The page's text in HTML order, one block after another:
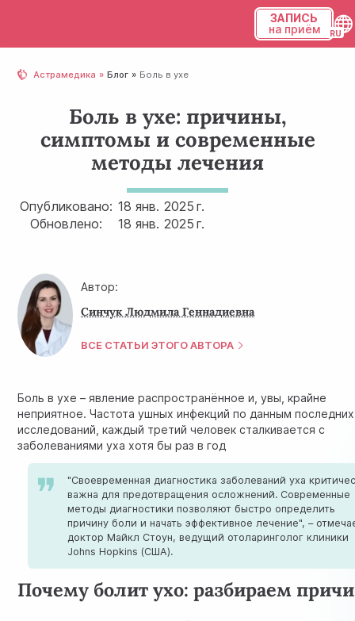
ЗАПИСЬ
на приём
Астрамедика Блог Боль в ухе
Боль в ухе: причины,
симптомы и современные
методы лечения
Опубликовано: 18 янв. 2025 г.
Обновлено:
18 янв. 2025 г.
Автор:
Синчук Людмила Геннадиевна
ВСЕ СТАТЬИ ЭТОГО АВТОРА
Боль в ухе – явление распространённое и, увы, крайне
неприятное.Частота ушных инфекций по данным последних
исследований, каждый третий человек сталкивается с
заболеваниями уха хотя бы раз в год
"Своевременная диагностика заболеваний уха
важна для предотвращения осложнений. Современные
методы диагностики позволяют быстро определить
причину боли и начать эффективное лечение", –
доктор Майкл Стоун, ведущий отоларинголог клиники
Johns Hopkins (США).
Почему болит ухо: разбираем